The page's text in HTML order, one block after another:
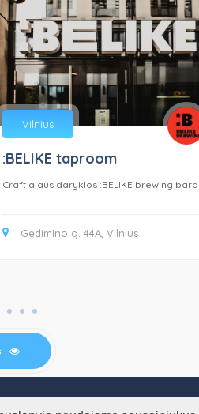
Vilnius
:BELIKE taproom
Craft alaus daryklos :BELIKE brewing
Gedimino g. 44A, Vilnius
barai